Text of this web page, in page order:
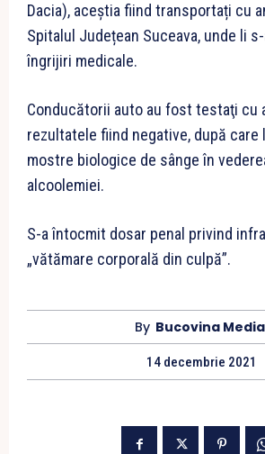
Dacia), aceștia fiind transportați cu
Spitalul Județean Suceava, unde li
îngrijiri medicale.
Conducătorii auto au fost testaţi cu
rezultatele fiind negative, după
mostre biologice de sânge în
alcoolemiei.
S-a întocmit dosar penal privind
„vătămare corporală din culpă”.
By Bucovina Media
14 decembrie 2021